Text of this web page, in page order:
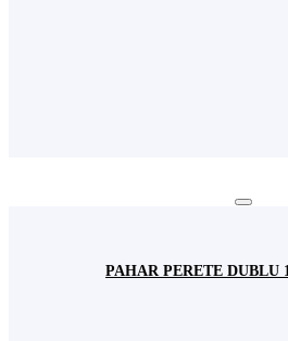
PAHAR PERETE DUBLU